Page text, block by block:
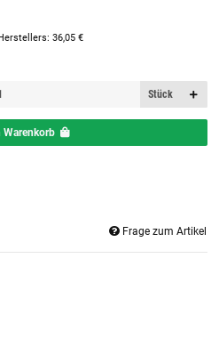
: 36,05 €
Stück
Warenkorb
Frage zum Artikel